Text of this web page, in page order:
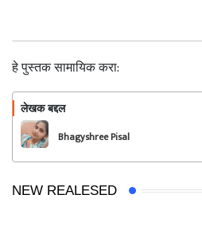
हे पुस्तक सामायिक करा:
लेखक बद्दल
Bhagyshree Pisal
NEW REALESED